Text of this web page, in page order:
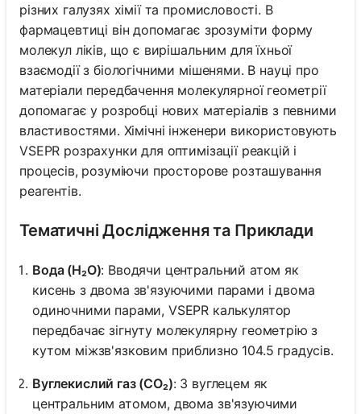
різних галузях хімії та промисловості. В
фармацевтиці він допомагає зрозуміти форму
молекул ліків, що є вирішальним для їхньої
взаємодії з біологічними мішенями. В науці про
матеріали передбачення молекулярної геометрії
допомагає у розробці нових матеріалів з певними
властивостями. Хімічні інженери використовують
VSEPR розрахунки для оптимізації реакцій і
процесів, розуміючи просторове розташування
реагентів.
Тематичні Дослідження та Приклади
Вода (H₂O): Вводячи центральний атом як
кисень з двома зв'язуючими парами і двома
одиночними парами, VSEPR калькулятор
передбачає зігнуту молекулярну геометрію з
кутом міжзв'язковим приблизно 104.5 градусів.
Вуглекислий газ (CO₂): З вуглецем як
центральним атомом, двома зв'язуючими